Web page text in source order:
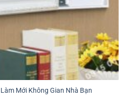
Mới Không Gian Nhà Bạn